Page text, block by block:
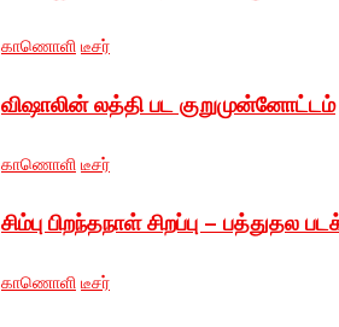
காணொளி டீசர்
விஷாலின் லத்தி பட குறுமுன்னோட்டம்
காணொளி டீசர்
சிம்பு பிறந்தநாள் சிறப்பு – பத்துதல
காணொளி டீசர்